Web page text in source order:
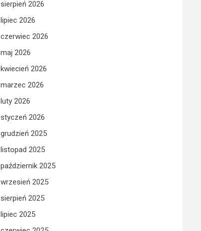
sierpień 2026
lipiec 2026
czerwiec 2026
maj 2026
kwiecień 2026
marzec 2026
luty 2026
styczeń 2026
grudzień 2025
listopad 2025
październik 2025
wrzesień 2025
sierpień 2025
lipiec 2025